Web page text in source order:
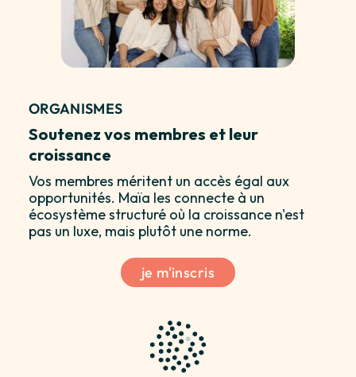
ORGANISMES
Soutenez vos membres et leur
croissance
Vos membres méritent un accès égal aux
opportunités. Maïa les connecte à un
écosystème structuré où la croissance n'est
pas un luxe, mais plutôt une norme.
je m'inscris